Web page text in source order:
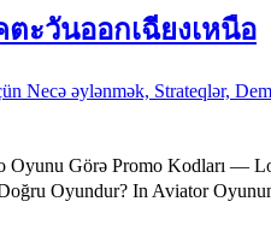
ะวันออกเฉียงเหนือ
Necə əylənmək,
Görə Promo Kodları —
Oyundur? In Aviator